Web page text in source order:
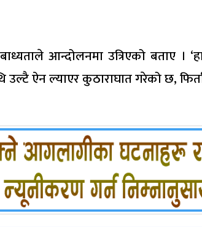
आन्दोलनमा उत्रिएको बताए ।
ऐन ल्याएर कुठाराघात गरेको छ,